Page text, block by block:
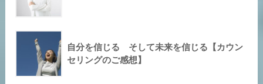
自分を信じる そして未来を信じる【カウン
セリングのご感想】